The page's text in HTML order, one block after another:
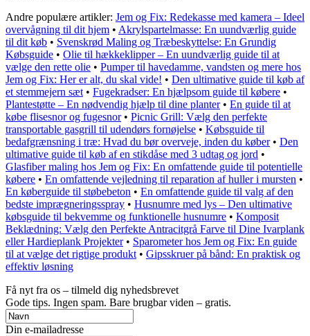
Andre populære artikler: Jem og Fix: Redekasse med kamera – Ideel
overvågning til dit hjem • Akrylspartelmasse: En uundværlig guide
til dit køb • Svenskrød Maling og Træbeskyttelse: En Grundig
Købsguide • Olie til hækkeklipper – En uundværlig guide til at
vælge den rette olie • Pumper til havedamme, vandsten og mere hos
Jem og Fix: Her er alt, du skal vide! • Den ultimative guide til køb af
et stemmejern sæt • Fugekradser: En hjælpsom guide til købere •
Plantestøtte – En nødvendig hjælp til dine planter• En guide til at
købe flisesnor og fugesnor• Picnic Grill: Vælg den perfekte
transportable gasgrill til udendørs fornøjelse • Købsguide til
bedafgrænsning i træ: Hvad du bør overveje, inden du køber• Den
ultimative guide til køb af en stikdåse med 3 udtag og jord •
Glasfiber maling hos Jem og Fix: En omfattende guide til potentielle
købere • En omfattende vejledning til reparation af huller i mursten •
En køberguide til støbebeton • En omfattende guide til valg af den
bedste imprægneringsspray • Husnumre med lys – Den ultimative
købsguide til bekvemme og funktionelle husnumre • Komposit
Beklædning: Vælg den Perfekte Antracitgrå Farve til Dine Ivarplank
eller Hardieplank Projekter• Sparometer hos Jem og Fix: En guide
til at vælge det rigtige produkt • Gipsskruer på bånd: En praktisk og
effektiv løsning
Få nyt fra os – tilmeld dig nyhedsbrevet
Gode tips. Ingen spam. Bare brugbar viden – gratis.
Din e-mailadresse